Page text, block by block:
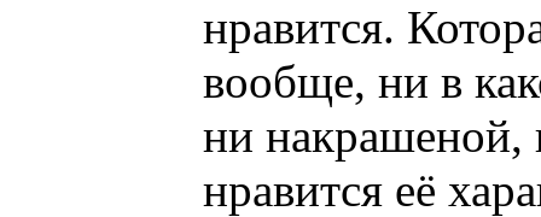
нравится.
вообще, ни в
ни накрашеной,
нравится её